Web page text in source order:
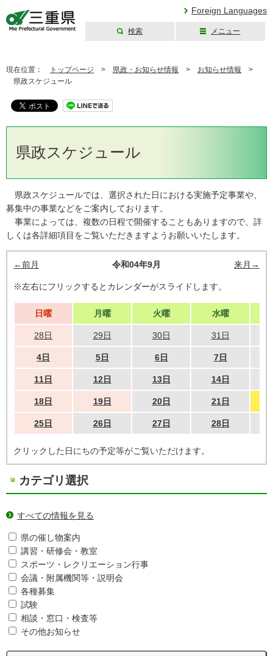
Foreign Languages
検索 メニュー
現在位置： トップページ > 県政・お知らせ情報 > お知らせ情報 >
県政スケジュール
県政スケジュール
県政スケジュールでは、選択された日における実施予定事業や、
募集中の事業などをご案内しております。
事業によっては、複数の日程で開催することもありますので、詳
しくは各詳細項目をご覧いただきますようお願いいたします。
←前月 令和04年9月 来月→
※左右にフリックするとカレンダーがスライドします。
日曜 月曜 火曜 水曜
28日 29日 30日 31日
4日 5日 6日 7日
11日 12日 13日 14日
18日 19日 20日 21日
25日 26日 27日 28日
クリックした日にちの予定等がご覧いただけます。
カテゴリ選択
すべての情報を見る
県の催し物案内
講習・研修会・教室
スポーツ・レクリエーション行事
会議・附属機関等・説明会
各種募集
試験
相談・窓口・検査等
その他お知らせ